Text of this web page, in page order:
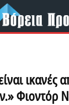
ικανές
Φιοντόρ